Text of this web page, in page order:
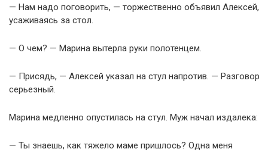
— Нам надо поговорить, — торжественно объявил Алексей,
усаживаясь за стол.
— О чем? — Марина вытерла руки полотенцем.
— Присядь, — Алексей указал на стул напротив. — Разговор
серьезный.
Марина медленно опустилась на стул. Муж начал издалека:
— Ты знаешь, как тяжело маме пришлось? Одна меня